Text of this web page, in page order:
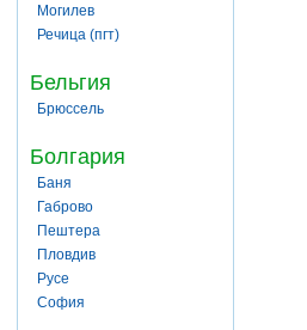
Могилев
Речица (пгт)
Бельгия
Брюссель
Болгария
Баня
Габрово
Пештера
Пловдив
Русе
София